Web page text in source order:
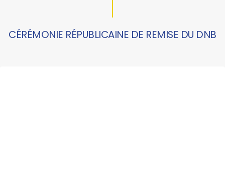
CÉRÉMONIE RÉPUBLICAINE DE REMISE DU DNB